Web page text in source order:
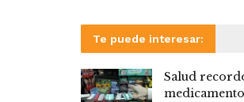
Te puede interesar:
Salud